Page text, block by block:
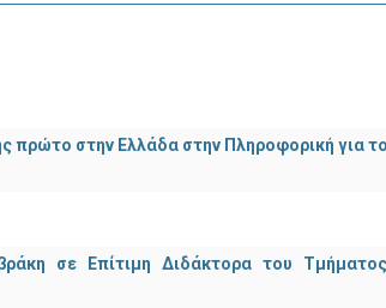
πρώτο στην Ελλάδα στην Πληροφορική για
σε Επίτιμη Διδάκτορα του